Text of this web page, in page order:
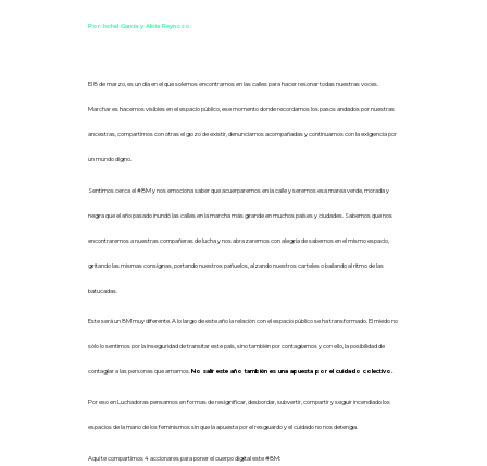
Por: Ixchel García y Alicia Reynoso
El 8 de marzo, es un día en el que solemos encontrarnos en las calles parahacerresonar todas nuestras voces.
Marchares hacernos visiblesen el espacio público, esemomento donde recordamos los pasos andados por nuestras
ancestras, compartimos con otras el gozo de existir,denunciamos acompañadas y continuamoscon la exigencia por
un mundo digno.
Sentimos cerca el #8My nos emociona saber que acuerparemosenla calle y seremos esa marea verde, morada y
negra que el año pasado inundó las calles en la marcha más grande en muchos países y ciudades. Sabemos que nos
encontraremos a nuestras compañerasde luchay nos abrazaremoscon alegríade sabernos en el mismo espacio,
gritando las mismas consignas, portando nuestros pañuelos, alzando nuestros carteles o bailando al ritmo de las
batucadas.
Este será un 8M muy diferente. A lo largo de este año la relación con el espacio público se ha transformado. El miedo no
sólo lo sentimos por la inseguridad de transitar este país, sino también por contagiarnos y con ello, la posibilidad de
contagiar a las personas que amamos. No salir este año también es una apuesta por el cuidado colectivo.
Por eso en Luchadoraspensamosen formas de resignificar, desbordar, subvertir, compartir y seguir incendiado los
espacios de la mano de los feminismos sin que la apuesta por el resguardo y el cuidado no nos detenga.
Aquí te compartimos 4 accionares para poner el cuerpo digital este #8M: